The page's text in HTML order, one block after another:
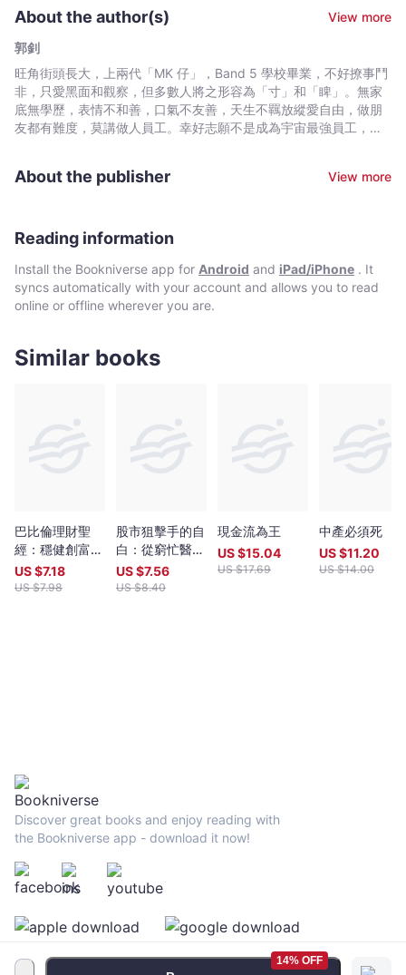
南
郭
釗
-
Bookniverse
去個酒店展銷會，聽代理講買個「X厘租金保證」的「筍盤」就得。
海外置業如隔山買牛，中伏位多的是。以為幾十萬首期做到業主、
買層樓做Airbnb、賣唔出就當旅行自住？大錯特錯！買海外樓磚
頭，最重要是考慮「七大因素」，還要避開各大盲點陷阱，否則買
樓淪為買難受。 郭釗首本著作《Hea富學──一天只做2小時的致富
方程式》榮登暢銷榜，令大家知道致富不一定要做餐死。今次將買
磚頭精神放眼全世界，物色真正潛力筍盤，以第一身經驗教你買起
外樓中伏陷阱，跟你繼續齊齊Hea住致富。
About the author(s)
View more
郭釗
旺角街頭長大，上兩代「MK 仔」，Band 5 學校畢業，不好撩事鬥
非，只愛黑面和觀察，但多數人將之形容為「寸」和「睥」。無家
底無學歷，表情不和善，口氣不友善，天生不羈放縱愛自由，做朋
友都有難度，莫講做人員工。幸好志願不是成為宇宙最強員工，而
是享受人生。
About the publisher View more
Reading information
Install the Bookniverse app for Android and iPad/iPhone . It
syncs automatically with your account and allows you to read
online or offline wherever you are.
Similar books
巴比倫理財聖
經：穩健創富的
12項金律，影響
超過數百萬名讀
US $7.18
US $7.98
股市狙擊手的自
白：從窮忙醫師
到億萬散戶的暴
賺暴賠實錄。養
US $7.56
US $8.40
現金流為王
US $15.04
US $17.69
中產必須死
US $11.20
US $14.00
14% OFF
Discover great books and enjoy reading with
the Bookniverse app - download it now!